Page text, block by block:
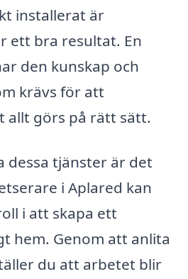
installerat är
ett bra resultat. En
den kunskap och
krävs för att
allt görs på rätt sätt.
dessa tjänster är det
i Aplared kan
i att skapa ett
hem. Genom att anlita
du att arbetet blir